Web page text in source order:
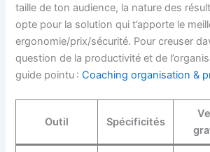
taille de ton audience, la nature des
opte pour la solution qui t’apporte le
ergonomie/prix/sécurité. Pour creuser
question de la productivité et de
guide pointu :Coaching organisation &
Outil Spécificités